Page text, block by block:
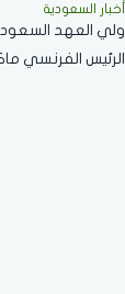
أخبار السعودية
ولي العهد
الرئيس الفرنسي